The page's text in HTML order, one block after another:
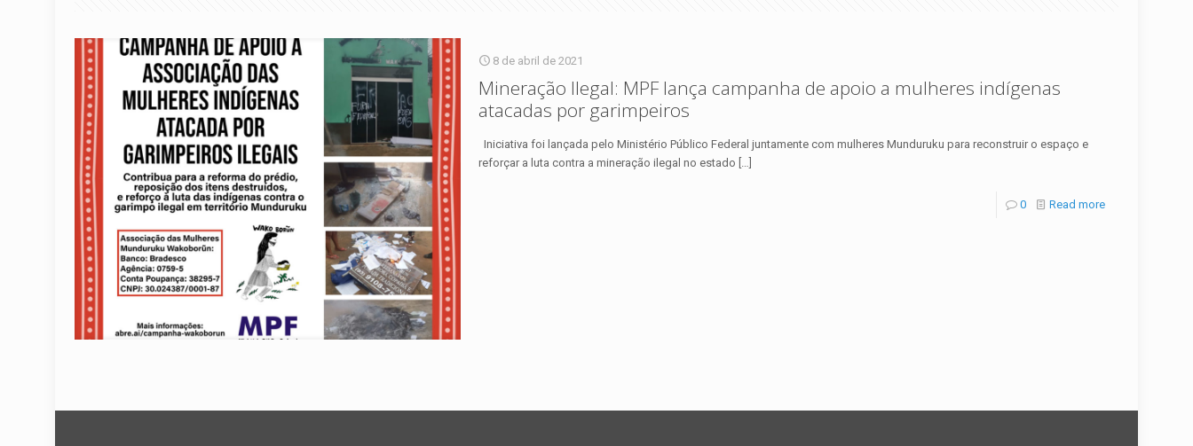
8 de abril de 2021
Mineração Ilegal: MPF lança campanha de apoio a mulheres indígenas
atacadas por garimpeiros
Iniciativa foi lançada pelo Ministério Público Federal juntamente com mulheres Munduruku para reconstruir o espaço e
reforçar a luta contra a mineração ilegal no estado […]
0 Read more